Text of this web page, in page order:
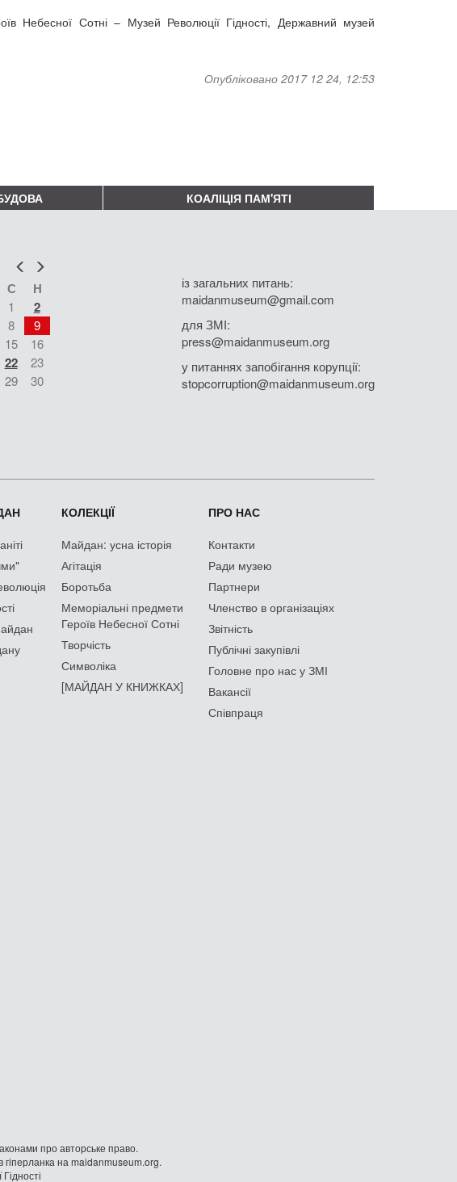
Небесної Сотні – Музей Революції Гідності, Державний музей
Опубліковано 2017 12 24, 12:53
КОАЛІЦІЯ ПАМ'ЯТІ
Попер
С Н
1 2
8
9
15
16
22
23
29
30
із загальних питань:
maidanmuseum@gmail.com
для ЗМІ:
press@maidanmuseum.org
у питаннях запобігання корупції:
stopcorruption@maidanmuseum.org
КОЛЕКЦІЇ
Майдан: усна історія
Агітація
Боротьба
Меморіальні предмети
Героїв Небесної Сотні
Творчість
Символіка
[МАЙДАН У КНИЖКАХ]
ПРО НАС
Контакти
Ради музею
Партнери
Членство в організаціях
Звітність
Публічні закупівлі
Головне про нас у ЗМІ
Вакансії
Співпраця
про авторське право.
гiперланка на maidanmuseum.org.